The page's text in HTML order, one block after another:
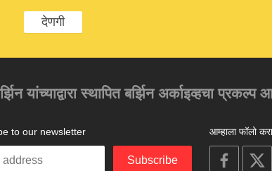
देणगी
यांच्याद्वारा स्थापित बर्झिन अर्काइव्हचा प्रकल्प
आम्हाला फॉलो
on
to our newsletter
Subscribe